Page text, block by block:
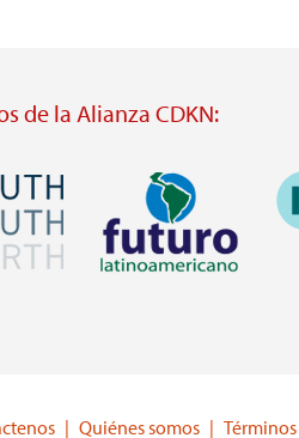
de la Alianza CDKN:
Imagen
https://www.ffla.net/
Quiénes somos Términos